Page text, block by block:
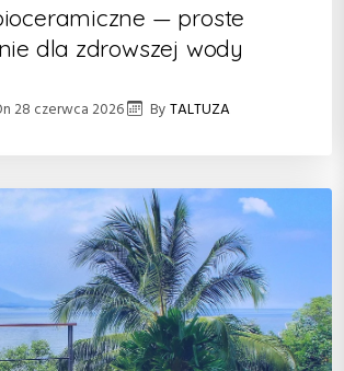
— proste
dla zdrowszej wody
28 czerwca 2026 ByTALTUZA